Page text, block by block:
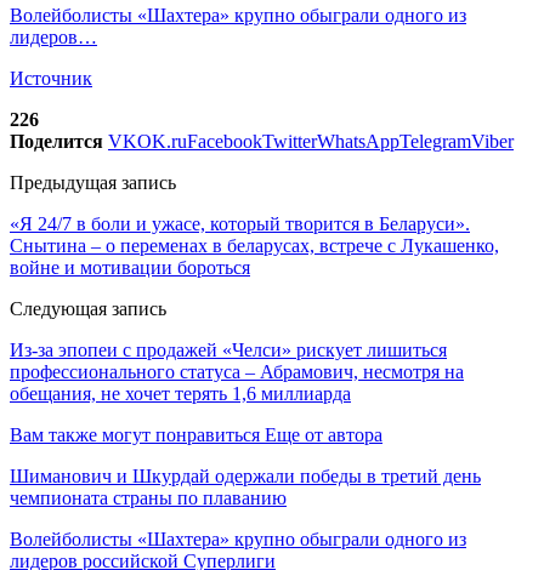
Волейболисты «Шахтера» крупно обыграли одного из
лидеров…
Источник
226
Поделится VKOK.ruFacebookTwitterWhatsAppTelegramViber
Предыдущая запись
«Я 24/7 в боли и ужасе, который творится в Беларуси».
Снытина – о переменах в беларусах, встрече с Лукашенко,
войне и мотивации бороться
Следующая запись
Из-за эпопеи с продажей «Челси» рискует лишиться
профессионального статуса – Абрамович, несмотря на
обещания, не хочет терять 1,6 миллиарда
Вам также могут понравиться Еще от автора
Шиманович и Шкурдай одержали победы в третий день
чемпионата страны по плаванию
Волейболисты «Шахтера» крупно обыграли одного из
лидеров российской Суперлиги